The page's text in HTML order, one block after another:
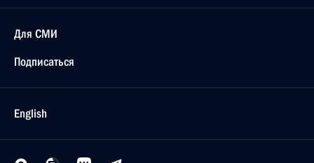
Для СМИ
Подписаться
English